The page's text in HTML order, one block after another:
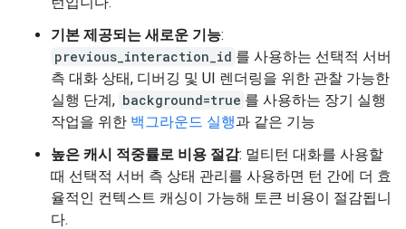
기본 제공되는 새로운 기능:
previous_interaction_id 를 사용하는 선택적 서버
측 대화 상태, 디버깅 및 UI 렌더링을 위한 관찰 가능한
실행 단계, background=true 를 사용하는 장기 실행
작업을 위한 백그라운드 실행과 같은 기능
높은 캐시 적중률로 비용 절감: 멀티턴 대화를 사용할
때 선택적 서버 측 상태 관리를 사용하면 턴 간에 더 효
율적인 컨텍스트 캐싱이 가능해 토큰 비용이 절감됩니
다.